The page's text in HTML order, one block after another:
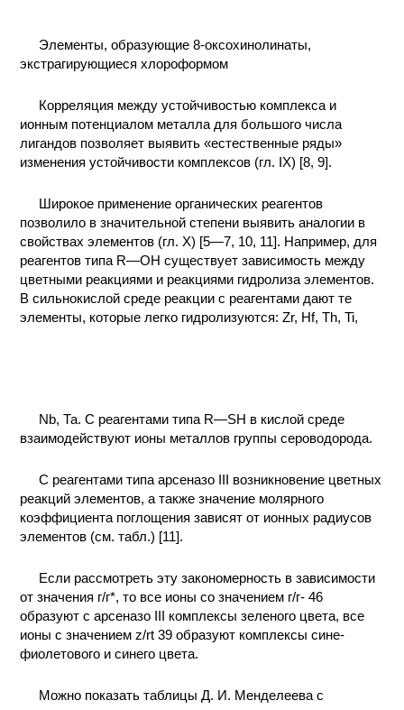
Элементы, образующие 8-оксохинолинаты,
экстрагирующиеся хлороформом
Корреляция между устойчивостью комплекса и
ионным потенциалом металла для большого числа
лигандов позволяет выявить «естественные ряды»
изменения устойчивости комплексов (гл. IX) [8, 9].
Широкое применение органических реагентов
позволило в значительной степени выявить аналогии в
свойствах элементов (гл. X) [5—7, 10, 11]. Например, для
реагентов типа R—ОН существует зависимость между
цветными реакциями и реакциями гидролиза элементов.
В сильнокислой среде реакции с реагентами дают те
элементы, которые легко гидролизуются: Zr, Hf, Th, Ti,
Nb, Та. С реагентами типа R—SH в кислой среде
взаимодействуют ионы металлов группы сероводорода.
С реагентами типа арсеназо III возникновение цветных
реакций элементов, а также значение молярного
коэффициента поглощения зависят от ионных радиусов
элементов (см. табл.) [11].
Если рассмотреть эту закономерность в зависимости
от значения г/г*, то все ионы со значением г/г- 46
образуют с арсеназо III комплексы зеленого цвета, все
ионы с значением z/rt 39 образуют комплексы сине-
фиолетового и синего цвета.
Можно показать таблицы Д. И. Менделеева с